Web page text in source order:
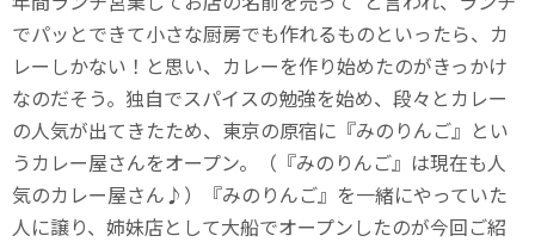
でパッとできて小さな厨房でも作れるものといったら、カ
レーしかない！と思い、カレーを作り始めたのがきっかけ
なのだそう。独自でスパイスの勉強を始め、段々とカレー
の人気が出てきたため、東京の原宿に『みのりんご』とい
うカレー屋さんをオープン。（『みのりんご』は現在も人
気のカレー屋さん♪）『みのりんご』を一緒にやっていた
人に譲り、姉妹店として大船でオープンしたのが今回ご紹